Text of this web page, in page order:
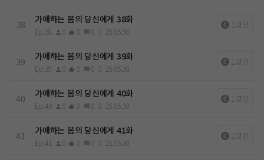
38 가애하는 봄의 당신에게 38화
Ep.38 0 0 0 0 25.05.30
1코인
39 가애하는 봄의 당신에게 39화
Ep.39 0 0 0 0 25.05.30
1코인
40 가애하는 봄의 당신에게 40화
Ep.40 0 0 0 0 25.05.30
1코인
41 가애하는 봄의 당신에게 41화
Ep.41 0 0 0 0 25.05.30
1코인